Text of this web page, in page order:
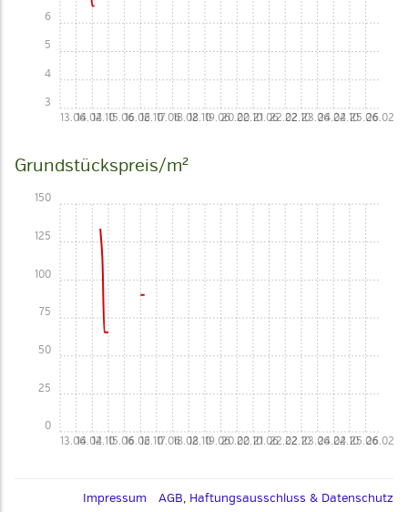
13.0614.0214.1015.0616.0216.1017.0618.0218.1019.0620.0220.1021.0622.0222.1023.0624.0224.1025.0626.02
3
4
5
6
Grundstückspreis/m²
13.0614.0214.1015.0616.0216.1017.0618.0218.1019.0620.0220.1021.0622.0222.1023.0624.0224.1025.0626.02
0
25
50
75
100
125
150
Impressum AGB, Haftungsausschluss & Datenschutz